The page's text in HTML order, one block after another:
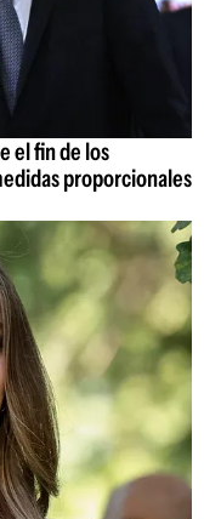
el fin de los
proporcionales